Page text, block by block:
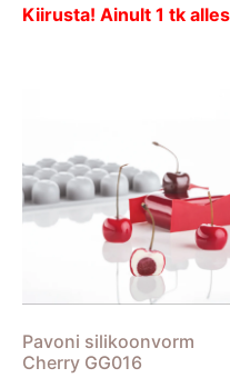
Kiirusta! Ainult 1 tk
Pavoni silikoonvorm
Cherry GG016